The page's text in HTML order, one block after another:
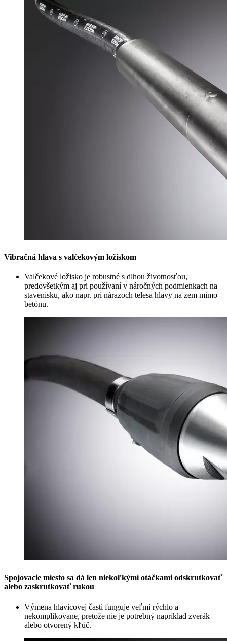
Vibračná hlava s valčekovým ložiskom
Valčekové ložisko je robustné s dlhou životnosťou,
predovšetkým aj pri používaní v náročných podmienkach na
stavenisku, ako napr. pri nárazoch telesa hlavy na zem mimo
betónu.
Spojovacie miesto sa dá len niekoľkými otáčkami odskrutkovať
alebo zaskrutkovať rukou
Výmena hlavicovej časti funguje veľmi rýchlo a
nekomplikovane, pretože nie je potrebný napríklad zverák
alebo otvorený kľúč.